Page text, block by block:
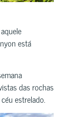
está
das rochas
estrelado.